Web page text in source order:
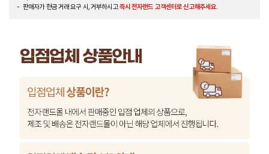
판매자가 현금 거래 요구 시, 거부하시고즉시 전자랜드 고객센터로 신고해주세요.